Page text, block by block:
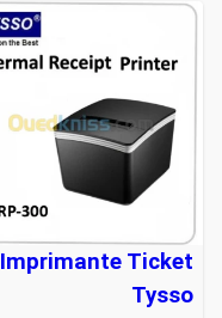
Imprimante Ticket
Tysso